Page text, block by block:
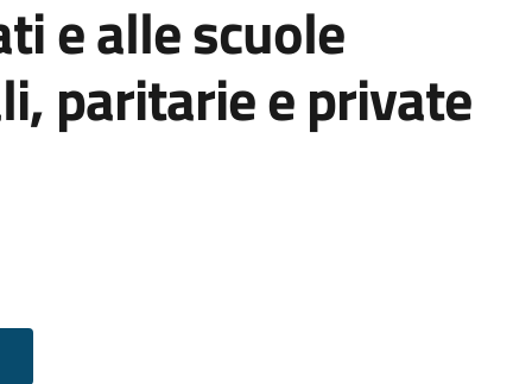
e alle scuole
paritarie e private